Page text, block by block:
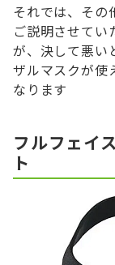
それでは、その
ご説明させてい
が、決して悪い
ザルマスクが使
なります
フルフェイ
ト